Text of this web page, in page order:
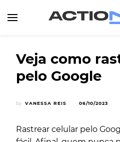
Veja como
pelo Google
by VANESSA REIS 06/10/2023
Rastrear celular pelo